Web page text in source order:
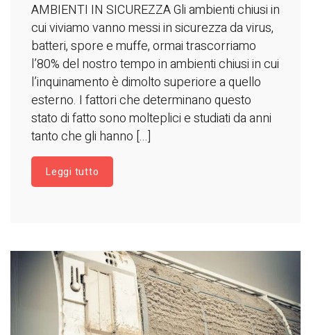
AMBIENTI IN SICUREZZA Gli ambienti chiusi in
cui viviamo vanno messi in sicurezza da virus,
batteri, spore e muffe, ormai trascorriamo
l’80% del nostro tempo in ambienti chiusi in cui
l’inquinamento è dimolto superiore a quello
esterno. I fattori che determinano questo
stato di fatto sono molteplici e studiati da anni
tanto che gli hanno [...]
Leggi tutto